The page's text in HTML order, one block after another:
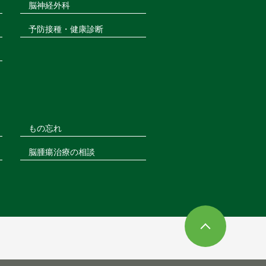
脳神経外科
予防接種・健康診断
もの忘れ
脳腫瘍治療の相談